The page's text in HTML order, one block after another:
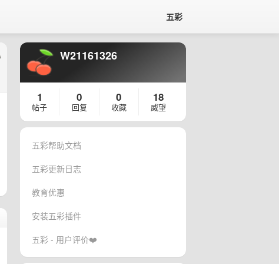
五彩
W21161326
1
帖子
0
回复
0
收藏
18
威望
五彩帮助文档
五彩更新日志
教育优惠
安装五彩插件
五彩 - 用户评价❤️